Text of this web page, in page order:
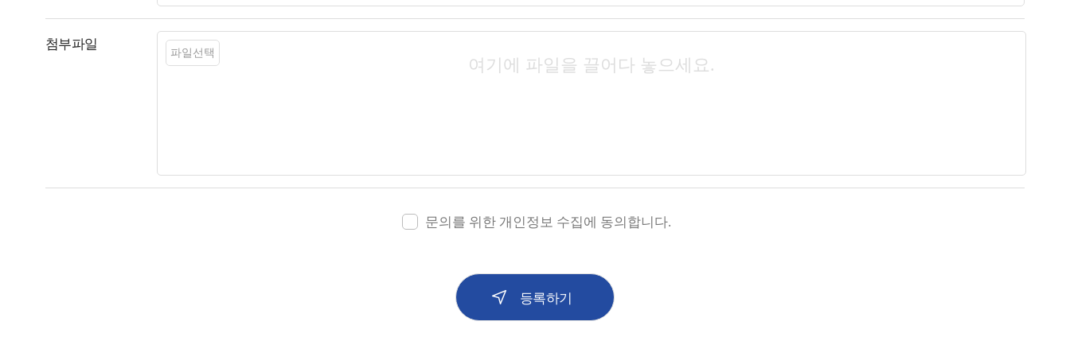
첨부파일
파일선택
문의를 위한 개인정보 수집에 동의합니다.